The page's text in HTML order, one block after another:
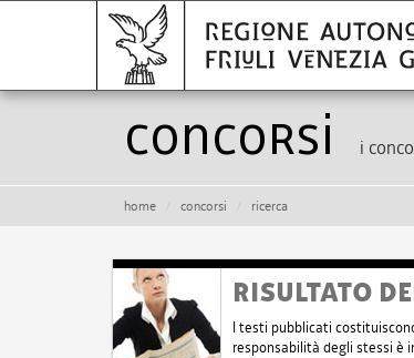
Concorsi i
home concorsi ricerca
RISULTATO
I testi pubblicati
responsabilità degli stessi è